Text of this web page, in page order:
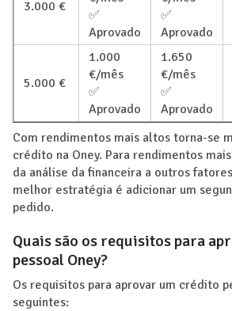
3.000 €
✅
Aprovado
✅
Aprovado
5.000 €
1.000
€/mês
✅
Aprovado
1.650
€/mês
✅
Aprovado
Com rendimentos mais altos torna-se
crédito na Oney. Para rendimentos
da análise da financeira a outros
melhor estratégia é adicionar um
pedido.
Quais são os requisitos para
pessoal Oney?
Os requisitos para aprovar um crédito
seguintes: